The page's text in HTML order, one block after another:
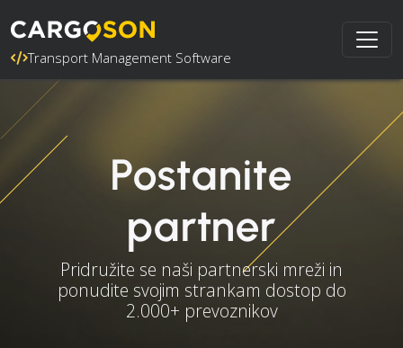
Transport Management Software
Postanite
partner
Pridružite se naši partnerski mreži in
ponudite svojim strankam dostop do
2.000+ prevoznikov